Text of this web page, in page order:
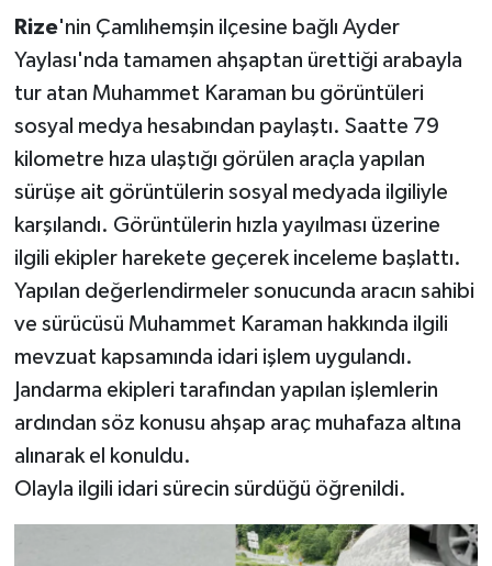
Rize'nin Çamlıhemşin ilçesine bağlı Ayder
Yaylası'nda tamamen ahşaptan ürettiği arabayla
tur atan Muhammet Karaman bu görüntüleri
sosyal medya hesabından paylaştı. Saatte 79
kilometre hıza ulaştığı görülen araçla yapılan
sürüşe ait görüntülerin sosyal medyada ilgiliyle
karşılandı. Görüntülerin hızla yayılması üzerine
ilgili ekipler harekete geçerek inceleme başlattı.
Yapılan değerlendirmeler sonucunda aracın sahibi
ve sürücüsü Muhammet Karaman hakkında ilgili
mevzuat kapsamında idari işlem uygulandı.
Jandarma ekipleri tarafından yapılan işlemlerin
ardından söz konusu ahşap araç muhafaza altına
alınarak el konuldu.
Olayla ilgili idari sürecin sürdüğü öğrenildi.